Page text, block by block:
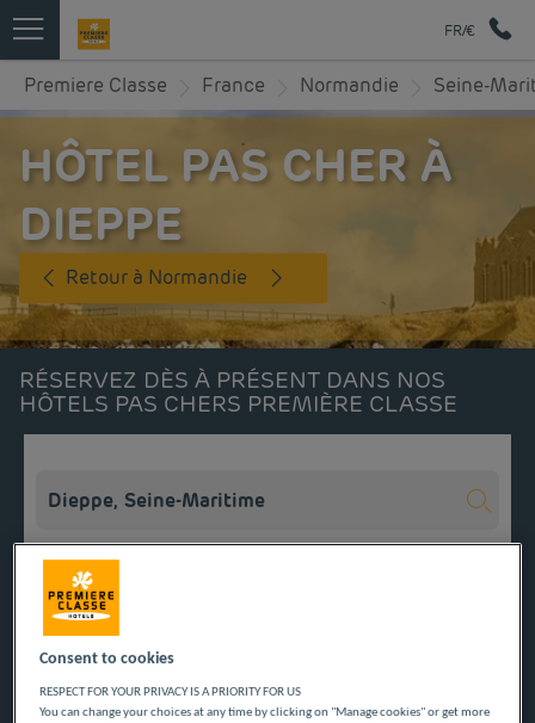
FR/€
Premiere Classe France Normandie Seine-
HÔTEL PAS CHER À
DIEPPE
Retour à Normandie
RÉSERVEZ DÈS À PRÉSENT DANS NOS
HÔTELS PAS CHERS PREMIÈRE CLASSE
Navigate forward to interact with the calendar and select
Ajouter un code
Consent to cookies
RESPECT FOR YOUR PRIVACY IS A PRIORITY FOR US
You can change your choices at any time by clicking on "Manage cookies" or get more